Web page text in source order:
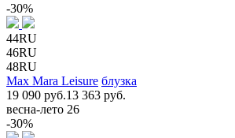
-30%
44RU
46RU
48RU
Max Mara Leisure блузка
19 090 руб.13 363 руб.
весна-лето 26
-30%